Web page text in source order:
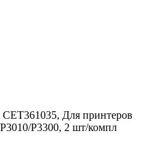
Для принтеров
P3300, 2 шт/компл